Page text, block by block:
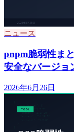
ニュース
pnpm脆弱性ま
安全なバージョ
2026年6月26日